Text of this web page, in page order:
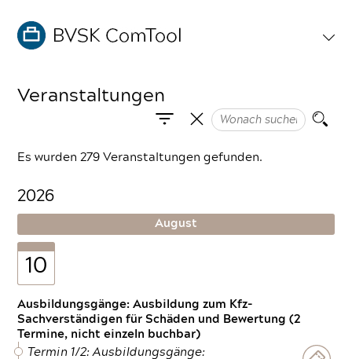
Veranstaltungen
Es wurden 279 Veranstaltungen gefunden.
2026
August
10
Ausbildungsgänge: Ausbildung zum Kfz-
Sachverständigen für Schäden und Bewertung (2
Termine, nicht einzeln buchbar)
Termin 1/2: Ausbildungsgänge: